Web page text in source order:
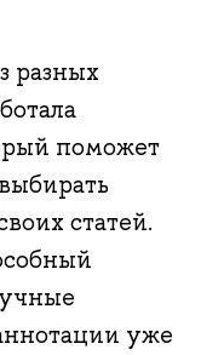
разных
поможет
статей.
уже